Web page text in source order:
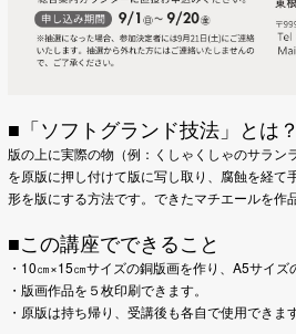
■「ソフトグランド技法」とは？
版の上に実際の物（例：くしゃくしゃのサラン
を原版に押し付けて版に写し取り、腐蝕を経て
形を版にする方法です。できたマチエールを作
■この講座でできること
・10㎝×15㎝サイズの銅版画を作り、A5サイズ
・版画作品を５枚印刷できます。
・原版は持ち帰り、受講後も各自で使用できます